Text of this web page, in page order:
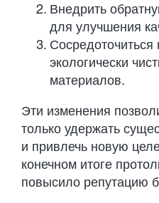
Внедрить
для улучшения
Сосредоточиться
экологически
материалов.
Эти изменения
только удержать
и привлечь новую
конечном итоге
повысило репутацию